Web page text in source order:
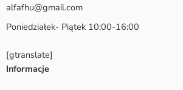
alfafhu@gmail.com
Poniedziałek- Piątek 10:00-16:00
[gtranslate]
Informacje